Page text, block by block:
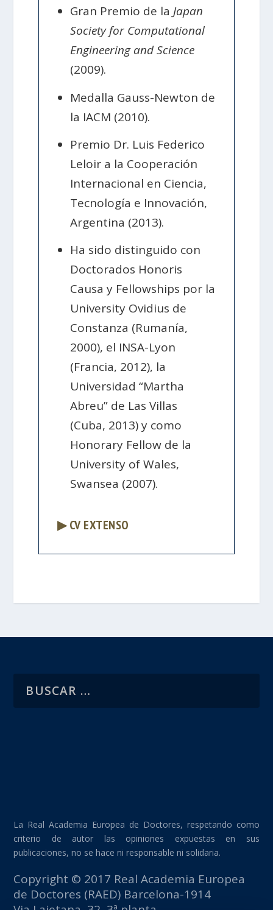
Gran Premio de laJapan
Society for Computational
Engineering and Science
(2009).
Medalla Gauss-Newton de
la IACM (2010).
Premio Dr. Luis Federico
Leloir a la Cooperación
Internacional en Ciencia,
Tecnología e Innovación,
Argentina (2013).
Ha sido distinguido con
Doctorados Honoris
Causa y Fellowships por la
University Ovidius de
Constanza (Rumanía,
2000), el INSA-Lyon
(Francia, 2012), la
Universidad “Martha
Abreu” de Las Villas
(Cuba, 2013) y como
Honorary Fellow de la
University of Wales,
Swansea (2007).
▶ CV EXTENSO
La Real Academia Europea de Doctores, respetando como
criterio de autor las opiniones expuestas en sus
publicaciones, no se hace ni responsable ni solidaria.
Copyright © 2017 Real Academia Europea
de Doctores (RAED) Barcelona-1914